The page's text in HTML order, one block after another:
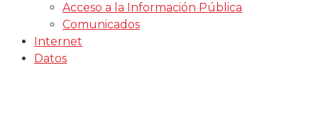
Acceso a la Información Pública
Comunicados
Internet
Datos